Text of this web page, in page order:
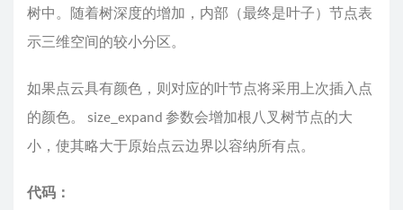
树中。随着树深度的增加，内部（最终是叶子）节点表
示三维空间的较小分区。
如果点云具有颜色，则对应的叶节点将采用上次插入点
的颜色。 size_expand 参数会增加根八叉树节点的大
小，使其略大于原始点云边界以容纳所有点。
代码：